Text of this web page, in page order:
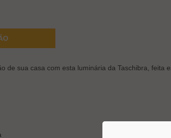
de sua casa com esta luminária da Taschibra,